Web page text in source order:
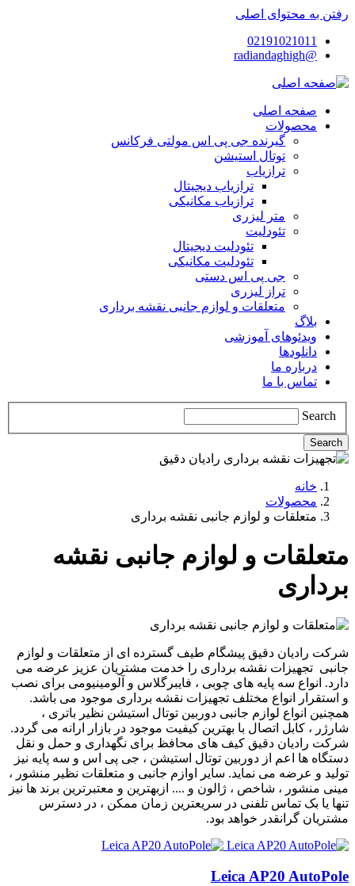
رفتن به محتوای اصلی
02191021011
@radiandaghigh
صفحه اصلی
محصولات
گیرنده جی پی اس مولتی فرکانس
توتال استیشن
ترازیاب
ترازیاب دیجیتال
ترازیاب مکانیکی
متر لیزری
تئودلیت
تئودلیت دیجیتال
تئودلیت مکانیکی
جی پی اس دستی
تراز لیزری
متعلقات و لوازم جانبی نقشه برداری
بلاگ
ویدئوهای آموزشی
دانلودها
درباره ما
تماس با ما
Search
Search
خانه
محصولات
متعلقات و لوازم جانبی نقشه برداری
متعلقات و لوازم جانبی نقشه
برداری
شرکت رادیان دقیق پیشگام طیف گسترده ای از متعلقات و لوازم
جانبی تجهیزات نقشه برداری را خدمت مشتریان عزیز عرضه می
دارد. انواع سه پایه های چوبی ، فایبرگلاس و آلومینیومی برای نصب
و استقرار انواع مختلف تجهیزات نقشه برداری موجود می باشد.
همچنین انواع لوازم جانبی دوربین توتال استیشن نظیر باتری ،
شارژر ، کابل اتصال با بهترین کیفیت موجود در بازار ارانه می گردد.
شرکت رادیان دقیق کیف های محافظ برای نگهداری و حمل و نقل
دستگاه ها اعم از دوربین توتال استیشن ، جی پی اس و سه پایه نیز
تولید و عرضه می نماید. سایر اوازم جانبی و متعلقات نظیر منشور ،
مینی منشور ، شاخص ، ژالون و .... ازبهترین و معتبرترین برند ها نیز
تنها یا بک تماس تلفنی در سریعترین زمان ممکن ، در دسترس
مشتریان گرانقدر خواهد بود.
Leica AP20 AutoPole